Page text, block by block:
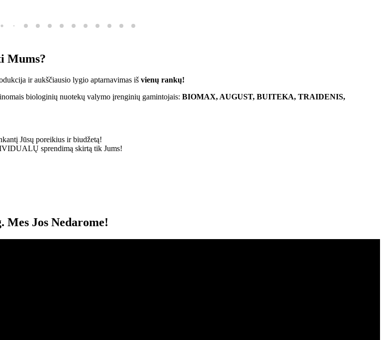
Mums?
ir aukščiausio lygio aptarnavimas iš vienų rankų!
biologinių nuotekų valymo įrenginių gamintojais: BIOMAX, AUGUST, BUITEKA, TRAIDENIS,
Jūsų poreikius ir biudžetą!
sprendimą skirtą tik Jums!
Jos Nedarome!